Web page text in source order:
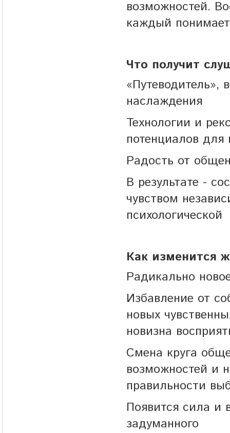
возможностей.
каждый
Что получит
«Путеводитель»,
наслаждения
Технологии и
потенциалов для
Радость от
В результате -
чувством
психологической
Как изменится
Радикально
Избавление от
новых
новизна
Смена круга
возможностей и
правильности
Появится сила и
задуманного